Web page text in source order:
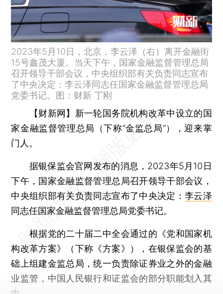
2023年5月10日，北京，李云泽（右）离开金融街
15号鑫茂大厦。当天下午，国家金融监督管理总局
召开领导干部会议，中央组织部有关负责同志宣布
了中央决定：李云泽同志任国家金融监督管理总局
党委书记。图：财新 丁刚
【财新网】 新一轮国务院机构改革中设立的国
家金融监督管理总局（下称“金监总局”），迎来掌
门人。
据银保监会官网发布的消息，2023年5月10日
下午，国家金融监督管理总局召开领导干部会议，
中央组织部有关负责同志宣布了中央决定： 李云泽
同志任国家金融监督管理总局党委书记。
根据党的二十届二中全会通过的《党和国家机
构改革方案》（下称《方案》），在银保监会的基
础上组建金监总局，统一负责除证券业之外的金融
业监管，中国人民银行和证监会的部分职能划入其